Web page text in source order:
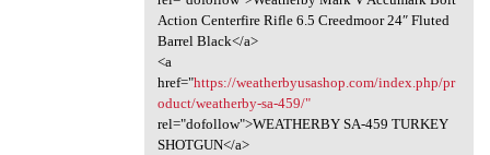
Action Centerfire Rifle 6.5 Creedmoor 24″ Fluted
Barrel Black</a>
<a
href="https://weatherbyusashop.com/index.php/pr
oduct/weatherby-sa-459/"
rel="dofollow">WEATHERBY SA-459 TURKEY
SHOTGUN</a>